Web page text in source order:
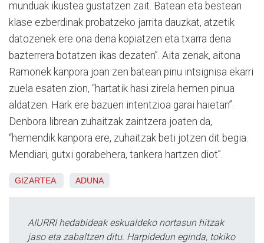
munduak ikustea gustatzen zait. Batean eta bestean
klase ezberdinak probatzeko jarrita dauzkat, atzetik
datozenek ere ona dena kopiatzen eta txarra dena
bazterrera botatzen ikas dezaten”. Aita zenak, aitona
Ramonek kanpora joan zen batean pinu intsignisa ekarri
zuela esaten zion, “hartatik hasi zirela hemen pinua
aldatzen. Hark ere bazuen intentzioa garai haietan”.
Denbora librean zuhaitzak zaintzera joaten da,
“hemendik kanpora ere, zuhaitzak beti jotzen dit begia.
Mendiari, gutxi gorabehera, tankera hartzen diot”.
GIZARTEA ADUNA
AIURRI hedabideak eskualdeko nortasun hitzak
jaso eta zabaltzen ditu. Harpidedun eginda, tokiko